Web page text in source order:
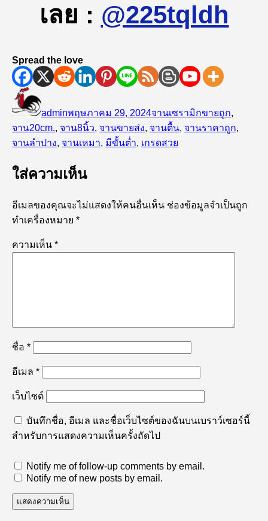
เลย : @225tqldh
Spread the love
เขียน
adminเมื่อ
พฤษภาคม 29, 2024หมู่
จานเซรามิกกำกับ
ขายถูก,
จาน20cm., จาน8นิ้ว, จานขายส่ง, จานตื้น, จานราคาถูก,
จานลำปาง, จานเหมา, มีขั้นต่ำ, เกรดสวย
ใส่ความเห็น
อีเมลของคุณจะไม่แสดงให้คนอื่นเห็น ช่องข้อมูลจำเป็นถูก
ทำเครื่องหมาย *
ความเห็น *
ชื่อ *
อีเมล *
เว็บไซต์
บันทึกชื่อ, อีเมล และชื่อเว็บไซต์ของฉันบนเบราว์เซอร์นี้
สำหรับการแสดงความเห็นครั้งถัดไป
Notify me of follow-up comments by email.
Notify me of new posts by email.